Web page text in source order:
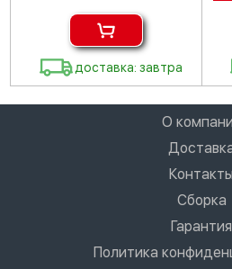
доставка: завтра
О
Контакты
Сборка
Гарантия
Политика